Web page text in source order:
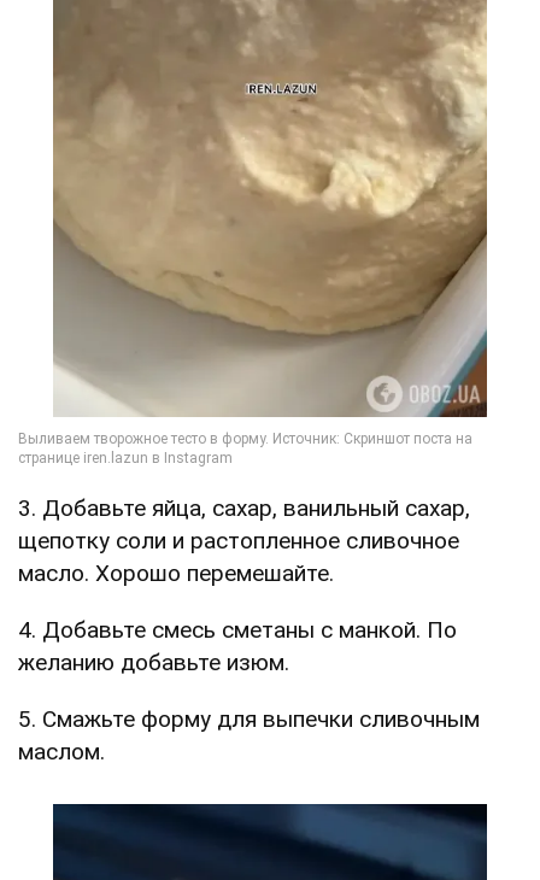
3. Добавьте яйца, сахар, ванильный сахар,
щепотку соли и растопленное сливочное
масло. Хорошо перемешайте.
4. Добавьте смесь сметаны с манкой. По
желанию добавьте изюм.
5. Смажьте форму для выпечки сливочным
маслом.